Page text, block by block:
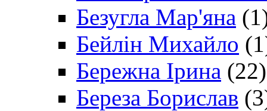
Безугла Мар'яна
Бейлін Михайло
Бережна Ірина (22)
Береза Борислав